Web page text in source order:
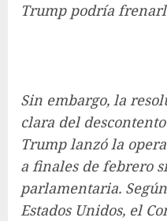
Trump podría
Sin embargo, la
clara del
Trump lanzó la
a finales de febrero
parlamentaria.
Estados Unidos, el